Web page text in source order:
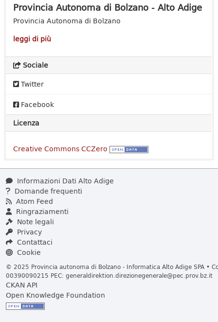
Provincia Autonoma di Bolzano - Alto Adige
Provincia Autonoma di Bolzano
leggi di più
Sociale
Twitter
Facebook
Licenza
Creative Commons CCZero
Informazioni Dati Alto Adige
Domande frequenti
Atom Feed
Ringraziamenti
Note legali
Privacy
Contattaci
Cookie
© 2025 Provincia autonoma di Bolzano - Informatica Alto Adige SPA •
00390090215 PEC: generaldirektion.direzionegenerale@pec.prov.bz.it
CKAN API
Open Knowledge Foundation